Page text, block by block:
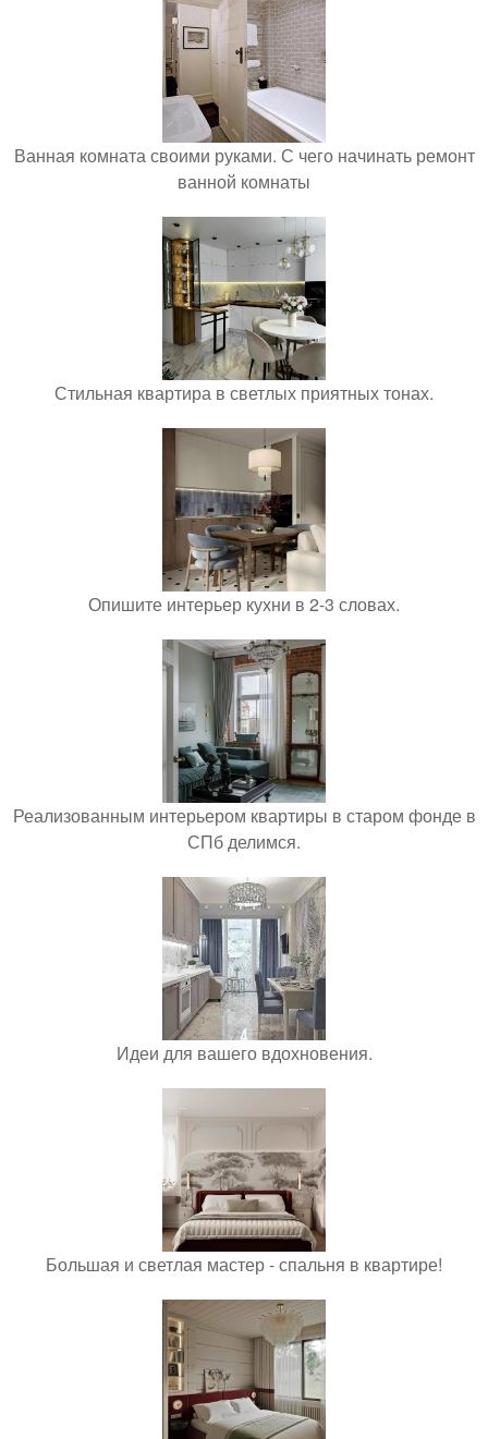
Ванная комната своими руками. С чего начинать ремонт
ванной комнаты
Стильная квартира в светлых приятных тонах.
Опишите интерьер кухни в 2-3 словах.
Реализованным интерьером квартиры в старом фонде в
СПб делимся.
Идеи для вашего вдохновения.
Большая и светлая мастер - спальня в квартире!